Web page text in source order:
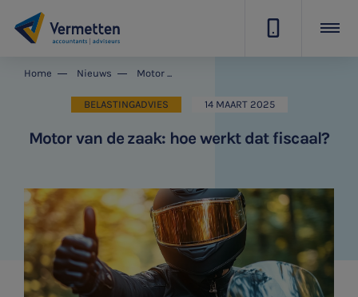
Home Nieuws Motor van de zaak: hoe werkt dat fiscaal?
BELASTINGADVIES 14 MAART 2025
Motor van de zaak: hoe werkt dat fiscaal?